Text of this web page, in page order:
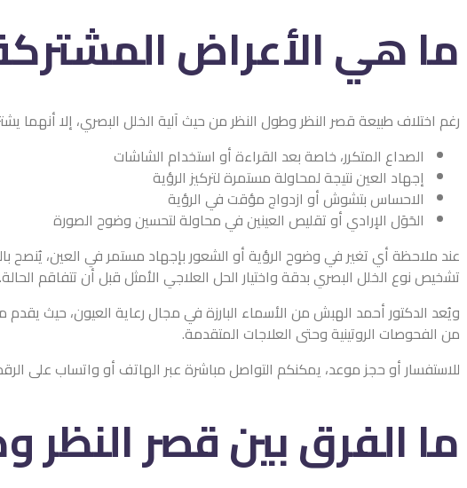
ما هي الأعراض
رغم اختلاف طبيعة قصر النظر وطول النظر من حيث آلية الخلل البصري، إلا
الصداع المتكرر، خاصة بعد القراءة أو استخدام الشاشات
إجهاد العين نتيجة لمحاولة مستمرة لتركيز الرؤية
الاحساس بتشوش أو ازدواج مؤقت في الرؤية
الحَوَل الإرادي أو تقليص العينين في محاولة لتحسين وضوح الصورة
عند ملاحظة أي تغير في وضوح الرؤية أو الشعور بإجهاد مستمر في العين،
تشخيص نوع الخلل البصري بدقة واختيار الحل العلاجي الأمثل قبل أن تتفاقم الحالة.
ويُعد الدكتور أحمد الهبش من الأسماء البارزة في مجال رعاية العيون، حيث
من الفحوصات الروتينية وحتى العلاجات المتقدمة.
للاستفسار أو حجز موعد، يمكنكم التواصل مباشرة عبر الهاتف أو واتساب على الرقم: +966557917143، والاستفادة من خبرته الطويلة في تقديم رعاية متخصصة وشاملة
ما الفرق بين قصر النظر